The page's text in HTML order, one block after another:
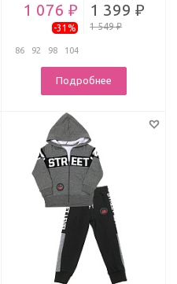
1 076 ₽
-31%
1 399 ₽
1 549 ₽
86 92 98 104
Подробнее